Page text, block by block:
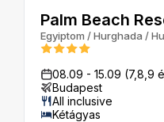
Palm Beach
Egyiptom /Hurghada /
08.09 - 15.09 (7,8,9
Budapest
All inclusive
Kétágyas